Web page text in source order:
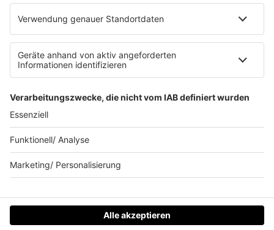
Datenschutz Facebook & Instagram-Fanpage
Datenschutzeinstellungen
Allgemeine Teilnahmebedingungen
Werbung schalten
80s80s.de
© 90s90s - EINE MARKE DER REGIOCAST GMBH & Co. KG.